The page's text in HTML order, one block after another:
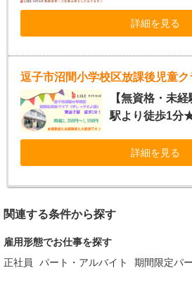
詳細を見る
【無資格・未
駅より徒歩1分
詳細を見る
関連する条件から探す
雇用形態でお仕事を探す
正社員
パート・アルバイト 期間限定パ